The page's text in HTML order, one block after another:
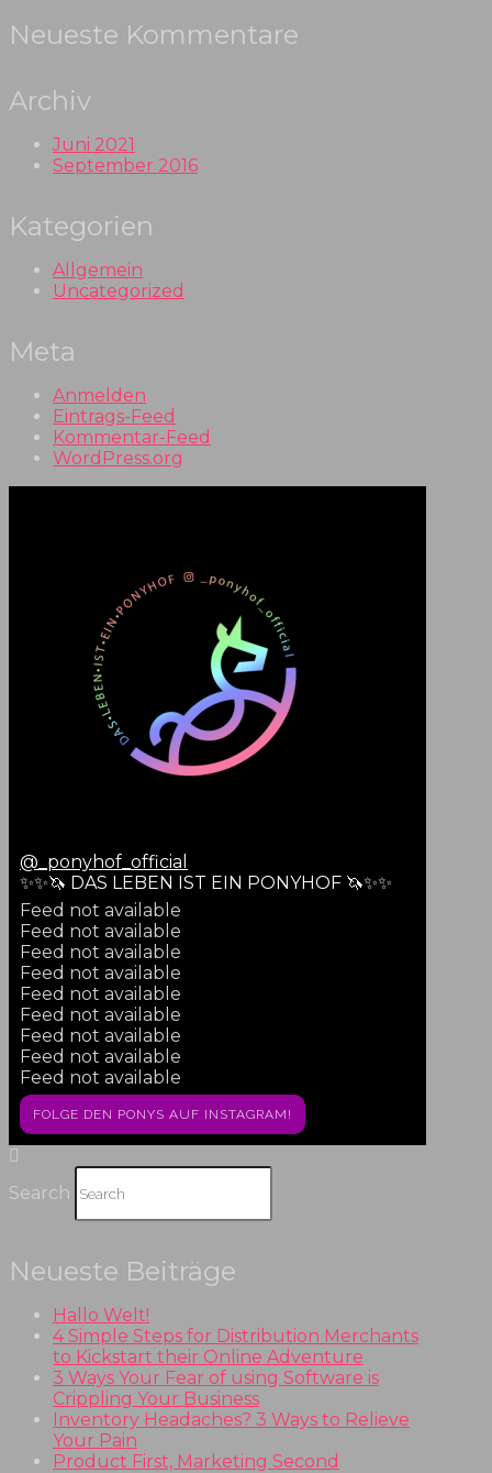
Neueste Kommentare
Archiv
Juni 2021
September 2016
Kategorien
Allgemein
Uncategorized
Meta
Anmelden
Eintrags-Feed
Kommentar-Feed
WordPress.org
@ _ponyhof_official
✨✨🦄 DAS LEBEN IST EIN PONYHOF 🦄✨✨
Feed not available
Feed not available
Feed not available
Feed not available
Feed not available
Feed not available
Feed not available
Feed not available
Feed not available
FOLGE DEN PONYS AUF INSTAGRAM!
Search
Neueste Beiträge
Hallo Welt!
4 Simple Steps for Distribution Merchants
to Kickstart their Online Adventure
3 Ways Your Fear of using Software is
Crippling Your Business
Inventory Headaches? 3 Ways to Relieve
Your Pain
Product First, Marketing Second